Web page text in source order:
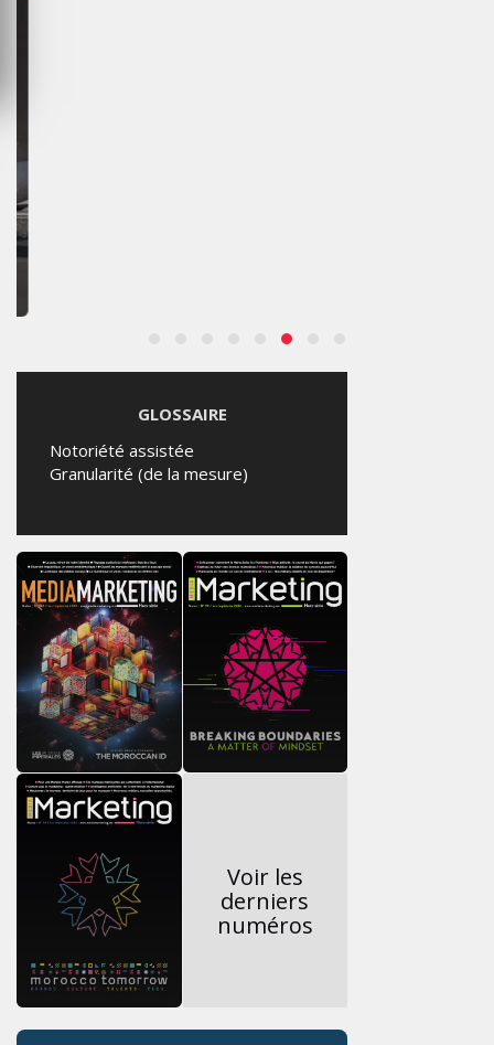
GLOSSAIRE
Notoriété assistée
Granularité (de la mesure)
Voir les
derniers
numéros